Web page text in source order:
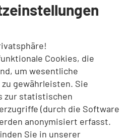
Cookies, die
um wesentliche
gewährleisten. Sie
zur statistischen
(durch die Software
anonymisiert erfasst.
Sie in unserer